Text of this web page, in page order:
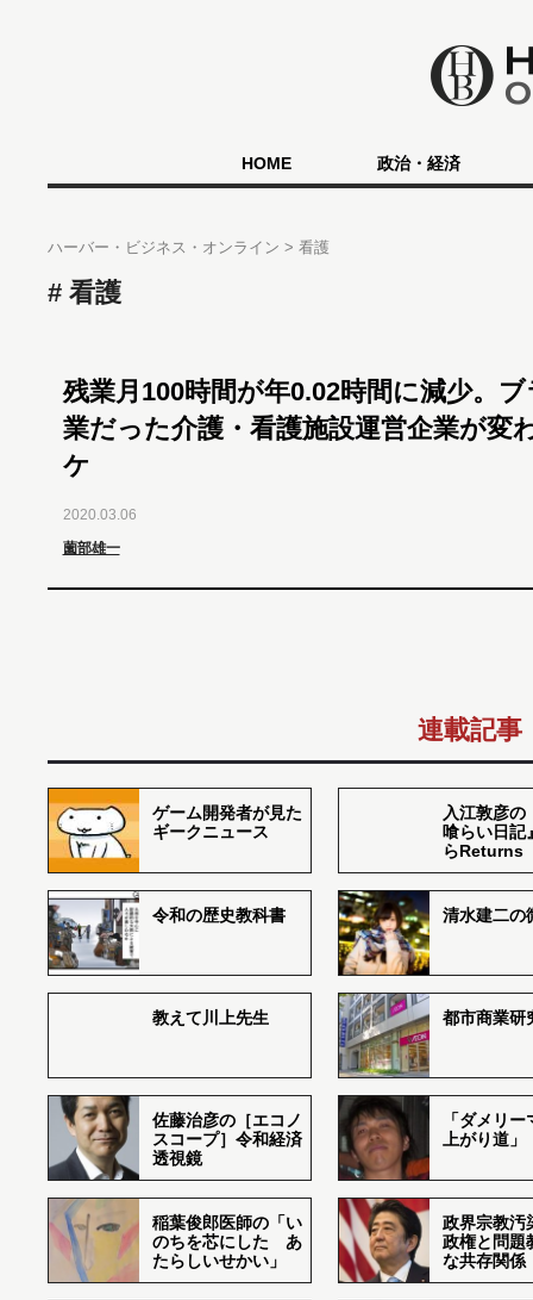
HOME 政治・経済
ハーバー・ビジネス・オンライン 看護
看護
残業月100時間が年0.02時間に減少。
業だった介護・看護施設運営企業が変
ケ
2020.03.06
薗部雄一
連載記事
ゲーム開発者が見た
ギークニュース
入江敦彦の
喰らい日記
らReturns
令和の歴史教科書 清水建二の
教えて川上先生 都市商業研
佐藤治彦の［エコノ
スコープ］令和経済
透視鏡
「ダメリ
上がり道」
稲葉俊郎医師の「い
のちを芯にした あ
たらしいせかい」
政界宗教汚
政権と問題
な共存関係